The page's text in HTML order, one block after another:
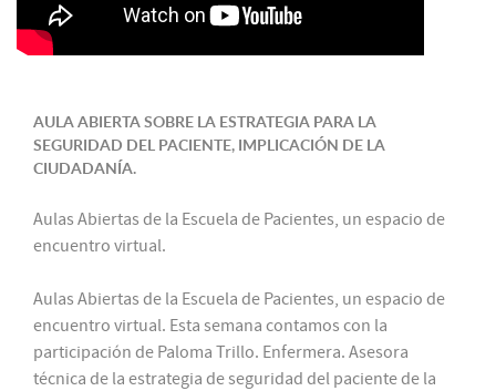
AULA ABIERTA SOBRE LA ESTRATEGIA PARA LA
SEGURIDAD DEL PACIENTE, IMPLICACIÓN DE LA
CIUDADANÍA.
Aulas Abiertas de la Escuela de Pacientes, un espacio de
encuentro virtual.
Aulas Abiertas de la Escuela de Pacientes, un espacio de
encuentro virtual. Esta semana contamos con la
participación de Paloma Trillo. Enfermera. Asesora
técnica de la estrategia de seguridad del paciente de la